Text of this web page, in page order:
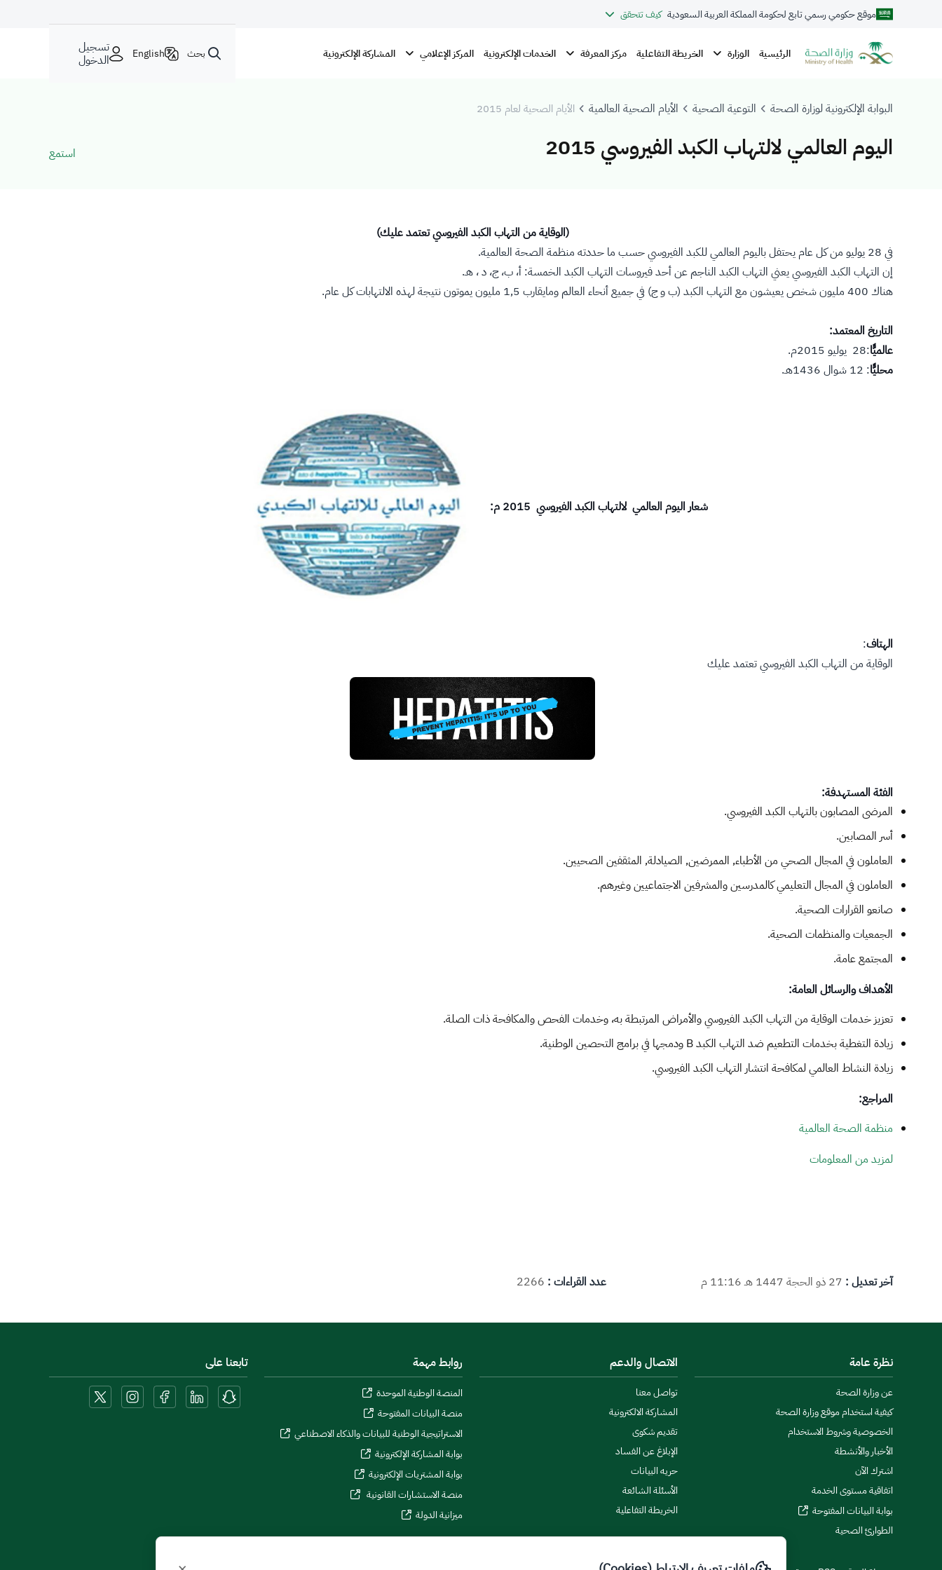
موقع حكومي رسمي تابع لحكومة المملكة العربية السعودية كيف تتحقق
الرئيسية الوزارة الخريطة التفاعلية مركز المعرفة الخدمات الإلكترونية المركز الإعلامي المشاركة الإلكترونية بحث English تسجيل
الدخول
البوابة الإلكترونية لوزارة الصحة التوعية الصحية الأيام الصحية العالمية الأيام الصحية لعام 2015
اليوم العالمي لالتهاب الكبد الفيروسي 2015 استمع
(الوقاية من التهاب الكبد الفيروسي تعتمد عليك)
في 28 يوليو من كل عام يحتفل باليوم العالمي للكبد الفيروسي حسب ما حددته منظمة الصحة العالمية.
إن التهاب الكبد الفيروسي يعني التهاب الكبد الناجم عن أحد فيروسات التهاب الكبد الخمسة: أ، ب، ج، د ، هـ.
هناك 400 مليون شخص يعيشون مع التهاب الكبد (ب و ج) في جميع أنحاء العالم ومايقارب 1,5 مليون يموتون نتيجة لهذه الالتهابات كل عام.
التاريخ المعتمد:
عالميًّا:28 يوليو 2015م.
محليًّا: 12 شوال 1436هـ.
شعار اليوم العالمي لالتهاب الكبد الفيروسي 2015 م:
الهتاف:
الوقاية من التهاب الكبد الفيروسي تعتمد عليك
الفئة المستهدفة:
المرضى المصابون بالتهاب الكبد الفيروسي.
أسر المصابين.
العاملون في المجال الصحي من الأطباء, الممرضين, الصيادلة, المثقفين الصحيين.
العاملون في المجال التعليمي كالمدرسين والمشرفين الاجتماعيين وغيرهم.
صانعو القرارات الصحية.
الجمعيات والمنظمات الصحية.
المجتمع عامة.
الأهداف والرسائل العامة:
تعزيز خدمات الوقاية من التهاب الكبد الفيروسي والأمراض المرتبطة به، وخدمات الفحص والمكافحة ذات الصلة.
زيادة التغطية بخدمات التطعيم ضد التهاب الكبد B ودمجها في برامج التحصين الوطنية.
زيادة النشاط العالمي لمكافحة انتشار التهاب الكبد الفيروسي.
المراجع:
منظمة الصحة العالمية
لمزيد من المعلومات
آخر تعديل : 27 ذو الحجة 1447 هـ 11:16 م عدد القراءات : 2266
نظرة عامة
عن وزارة الصحة
كيفية استخدام موقع وزارة الصحة
الخصوصية وشروط الاستخدام
الأخبار والأنشطة
اشترك الآن
اتفاقية مستوى الخدمة
بوابة البيانات المفتوحة
الطوارئ الصحية
الاتصال والدعم
تواصل معنا
المشاركة الالكترونية
تقديم شكوى
الإبلاغ عن الفساد
حريه البيانات
الأسئلة الشائعة
الخريطة التفاعلية
روابط مهمة
المنصة الوطنية الموحدة
منصة البيانات المفتوحة
الاستراتيجية الوطنية للبيانات والذكاء الاصطناعي
بوابة المشاركة الإلكترونية
بوابة المشتريات الإلكترونية
منصة الاستشارات القانونية
ميزانية الدولة
تابعنا على